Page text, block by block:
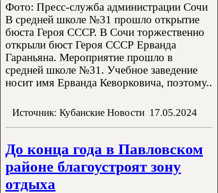
Фото: Пресс-служба администрации Сочи
В средней школе №31 прошло открытие
бюста Героя СССР. В Сочи торжественно
открыли бюст Героя СССР Ерванда
Гараньяна. Мероприятие прошло в
средней школе №31. Учебное заведение
носит имя Ерванда Кеворковича, поэтому..
Источник: Кубанские Новости 17.05.2024
До конца года в Павловском
районе благоустроят зону
отдыха